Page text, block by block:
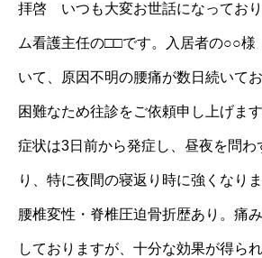
拝啓 いつも大変お世話になってお
ム看護主任の□□です。入居者の○○様
いて、原因不明の腰痛が数日続いて
困難なため往診をご依頼申し上げます
症状は3日前から発症し、昼夜を問わ
り、特に夜間の寝返り時に強くなり
腰椎変性・脊椎圧迫骨折歴あり。痛
しておりますが、十分な効果が得られ